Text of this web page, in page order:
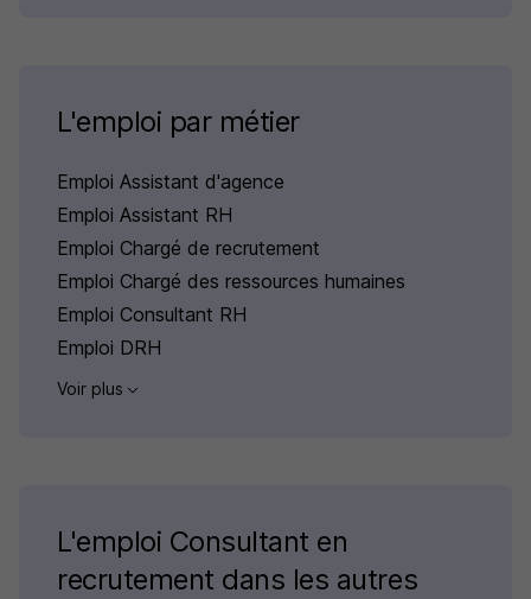
L'emploi par métier
Emploi Assistant d'agence
Emploi Assistant RH
Emploi Chargé de recrutement
Emploi Chargé des ressources humaines
Emploi Consultant RH
Emploi DRH
Voir plus
L'emploi Consultant en
recrutement dans les autres